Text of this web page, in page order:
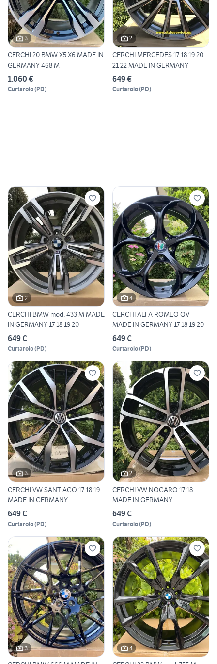
3
CERCHI 20 BMW X5 X6 MADE IN
GERMANY 468 M
1.060 €
Curtarolo(PD)
2
CERCHI MERCEDES 17 18 19 20
21 22 MADE IN GERMANY
649 €
Curtarolo(PD)
2
CERCHI BMW mod. 433 M MADE
IN GERMANY 17 18 19 20
649 €
Curtarolo(PD)
4
CERCHI ALFA ROMEO QV
MADE IN GERMANY 17 18 19 20
649 €
Curtarolo(PD)
3
CERCHI VW SANTIAGO 17 18 19
MADE IN GERMANY
649 €
Curtarolo(PD)
2
CERCHI VW NOGARO 17 18
MADE IN GERMANY
649 €
Curtarolo(PD)
3 4